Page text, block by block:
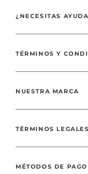
¿NECESITAS
TÉRMINOS Y
NUESTRA MARCA
TÉRMINOS LEGALES
MÉTODOS DE PAGO